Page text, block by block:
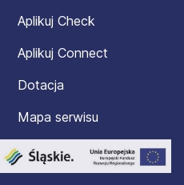
Aplikuj Check
Aplikuj Connect
Dotacja
Mapa serwisu